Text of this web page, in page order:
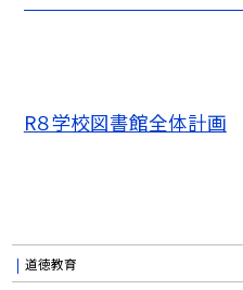
R８学校図書館全体計画
道徳教育